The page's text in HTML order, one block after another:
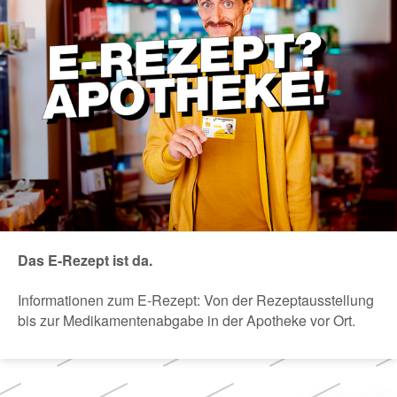
Das E-Rezept ist da.
Informationen zum E-Rezept: Von der Rezeptausstellung
bis zur Medikamentenabgabe in der Apotheke vor Ort.